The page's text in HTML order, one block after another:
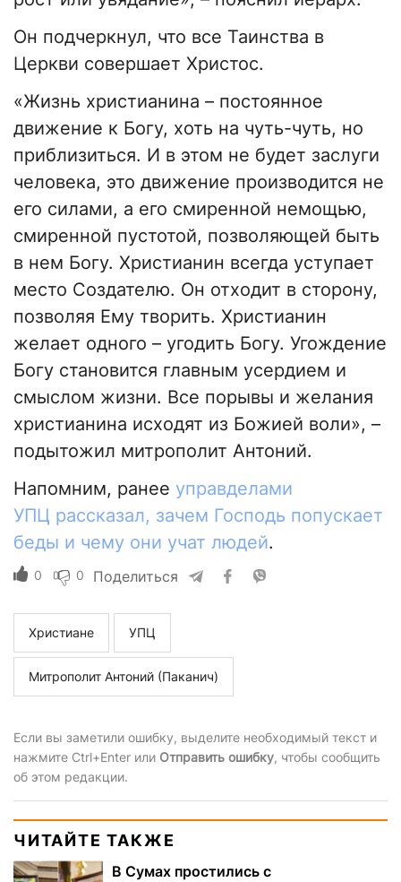
Он подчеркнул, что все Таинства в
Церкви совершает Христос.
«Жизнь христианина – постоянное
движение к Богу, хоть на чуть-чуть, но
приблизиться. И в этом не будет заслуги
человека, это движение производится не
его силами, а его смиренной немощью,
смиренной пустотой, позволяющей быть
в нем Богу. Христианин всегда уступает
место Создателю. Он отходит в сторону,
позволяя Ему творить. Христианин
желает одного – угодить Богу. Угождение
Богу становится главным усердием и
смыслом жизни. Все порывы и желания
христианина исходят из Божией воли», –
подытожил митрополит Антоний.
Напомним, ранее управделами
УПЦ рассказал, зачем Господь попускает
беды и чему они учат людей.
0 0 Поделиться
Христиане УПЦ
Митрополит Антоний (Паканич)
Если вы заметили ошибку, выделите необходимый текст и
нажмите Ctrl+Enter или Отправить ошибку, чтобы сообщить
об этом редакции.
ЧИТАЙТЕ ТАКЖЕ
В Сумах простились с